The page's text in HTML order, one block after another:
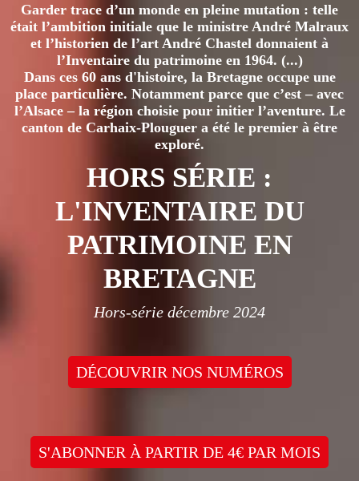
Garder trace d’un monde en pleine mutation : telle
était l’ambition initiale que le ministre André Malraux
et l’historien de l’art André Chastel donnaient à
l’Inventaire du patrimoine en 1964. (...)
Dans ces 60 ans d'histoire, la Bretagne occupe une
place particulière. Notamment parce que c’est – avec
l’Alsace – la région choisie pour initier l’aventure. Le
canton de Carhaix-Plouguer a été le premier à être
exploré.
HORS SÉRIE :
L'INVENTAIRE DU
PATRIMOINE EN
BRETAGNE
Hors-série décembre 2024
DÉCOUVRIR NOS NUMÉROS
S'ABONNER À PARTIR DE 4€ PAR MOIS